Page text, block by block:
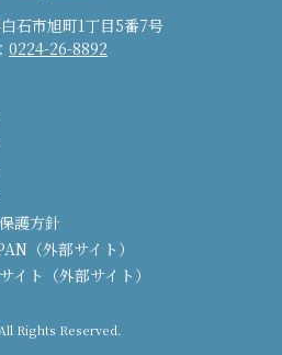
石市旭町1丁目5番7号
0224-26-8892
護方針
（外部サイト）
イト（外部サイト）
Rights Reserved.